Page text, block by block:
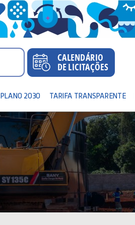
PLANO 2030 TARIFA TRANSPARENTE